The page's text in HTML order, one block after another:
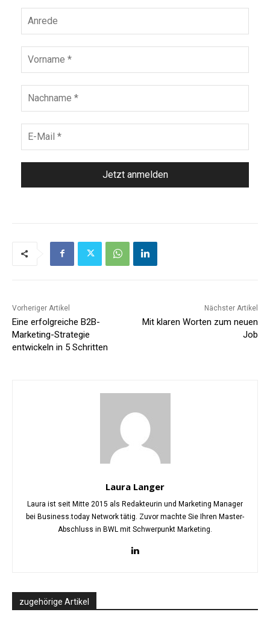
Vorheriger Artikel
Eine erfolgreiche B2B-
Marketing-Strategie
entwickeln in 5 Schritten
Nächster Artikel
Mit klaren Worten zum neuen
Job
Laura Langer
Laura ist seit Mitte 2015 als Redakteurin und Marketing Manager
bei Business.today Network tätig. Zuvor machte Sie Ihren Master-
Abschluss in BWL mit Schwerpunkt Marketing.
zugehörige Artikel